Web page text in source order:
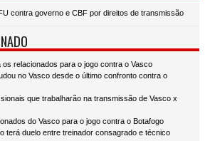
contra governo e CBF por direitos de transmissão
os relacionados para o jogo contra o Vasco
no Vasco desde o último confronto contra o
que trabalharão na transmissão de Vasco x
do Vasco para o jogo contra o Botafogo
terá duelo entre treinador consagrado e técnico